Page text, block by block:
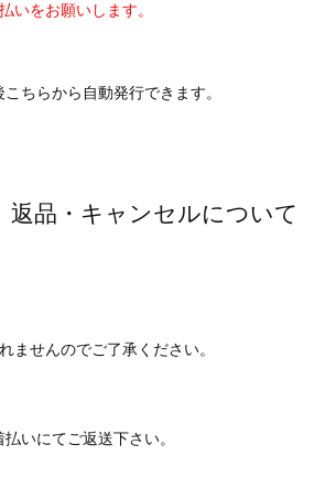
いをお願いします。
ちらから自動発行できます。
返品・キャンセルについて
ませんのでご了承ください。
いにてご返送下さい。